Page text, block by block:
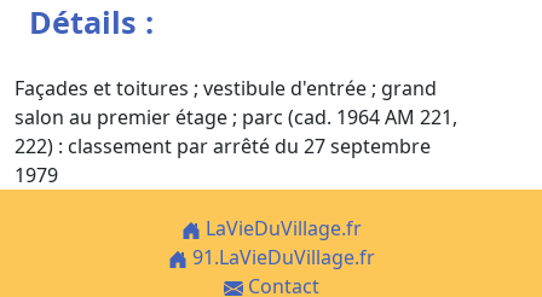
Détails :
Façades et toitures ; vestibule d'entrée ; grand
salon au premier étage ; parc (cad. 1964 AM 221,
222) : classement par arrêté du 27 septembre
1979
LaVieDuVillage.fr
91.LaVieDuVillage.fr
Contact